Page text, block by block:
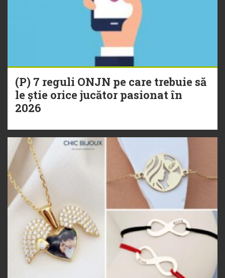
(P) 7 reguli ONJN pe care trebuie să
le știe orice jucător pasionat în
2026